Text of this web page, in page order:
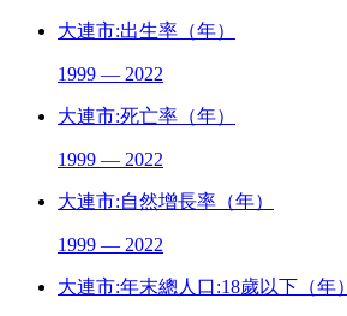
大連市:出生率（年）
1999 — 2022
大連市:死亡率（年）
1999 — 2022
大連市:自然增長率（年）
1999 — 2022
大連市:年末總人口:18歲以下（年）